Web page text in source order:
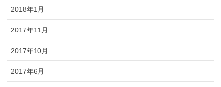
2018年1月
2017年11月
2017年10月
2017年6月